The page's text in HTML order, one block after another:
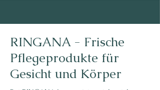
RINGANA - Frische
Pflegeprodukte für
Gesicht und Körper